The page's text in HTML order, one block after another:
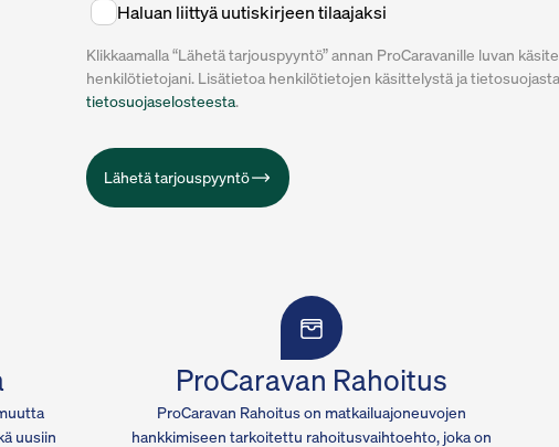
Haluan liittyä uutiskirjeen tilaajaksi
Klikkaamalla “Lähetä tarjouspyyntö” annan ProCaravanille luvan
henkilötietojani. Lisätietoa henkilötietojen käsittelystä ja
tietosuojaselosteesta.
Lähetä tarjouspyyntö
uusiin
ProCaravan Rahoitus
ProCaravan Rahoitus on matkailuajoneuvojen
hankkimiseen tarkoitettu rahoitusvaihtoehto, joka on